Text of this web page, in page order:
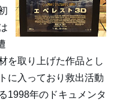
を取り上げた作品とし
に入っており救出活動
1998年のドキュメンタ